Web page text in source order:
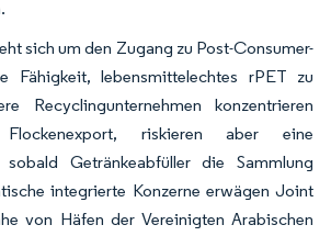
sich um den Zugang zu Post-Consumer-
Fähigkeit, lebensmittelechtes rPET zu
Recyclingunternehmen konzentrieren
riskieren aber eine
sobald Getränkeabfüller die Sammlung
integrierte Konzerne erwägen Joint
von Häfen der Vereinigten Arabischen